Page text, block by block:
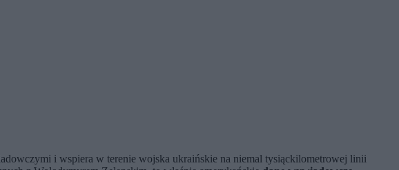
i wspiera w terenie wojska ukraińskie na niemal tysiąckilometrowej linii